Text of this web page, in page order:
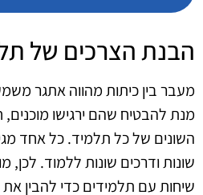
הבנת הצרכים של
מעבר בין כיתות מהווה אתגר
מנת להבטיח שהם ירגישו
השונים של כל תלמיד. כל אחד
שונות ודרכים שונות ללמוד. לכן,
שיחות עם תלמידים כדי להבין